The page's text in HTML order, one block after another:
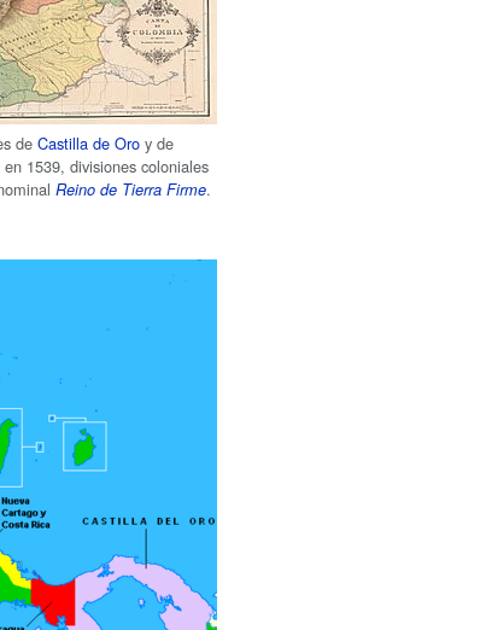
deCastilla de Oro y de
en 1539, divisiones coloniales
Reino de Tierra Firme.